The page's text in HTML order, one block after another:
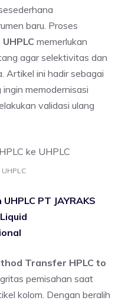
baru. Proses
memerlukan
agar selektivitas dan
Artikel ini hadir sebagai
memodernisasi
validasi ulang
PT JAYRAKS
Transfer HPLC to
pemisahan saat
kolom. Dengan beralih